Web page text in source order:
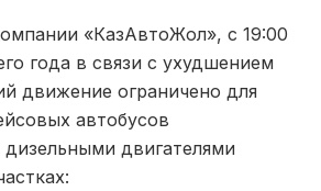
«КазАвтоЖол», с 19:00
года в связи с ухудшением
движение ограничено для
автобусов
двигателями